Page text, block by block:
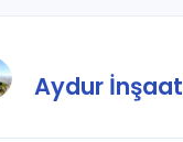
Aydur İnşaat